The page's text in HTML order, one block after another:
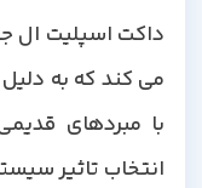
می کند که به دلیل
انتخاب تاثیر سیستم